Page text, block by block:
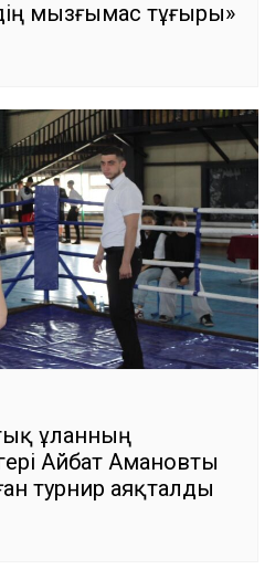
мызғымас тұғыры»
ұланның
Айбат Амановты
турнир аяқталды